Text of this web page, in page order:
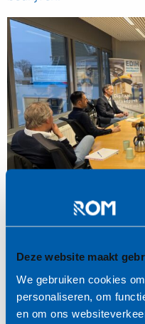
Deze website maakt
We gebruiken cookies
personaliseren, om
en om ons
Tijdens de middag
op tafel die potentieel
praktijkopdrachten.